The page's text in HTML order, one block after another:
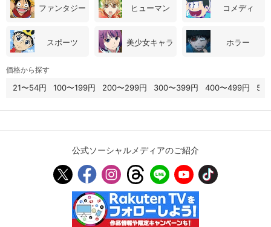
サイト内の閲覧履歴を確認できます。履歴
視聴年齢制限
視聴デバイス一覧
バイス連携の設定ができます。
求められるのでお子さまがいても安心で
メルマガの配信停止、配信先のメールアド
レスの変更が可能です。
ファンタジー ヒューマン コメディ
スポーツ 美少女キャラ ホラー
価格から探す
21〜54円 100〜199円 200〜299円 300〜399円 400〜499円
公式ソーシャルメディアのご紹介